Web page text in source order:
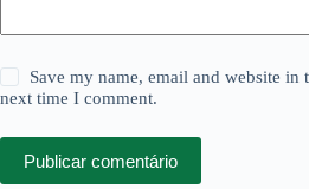
Save my name, email and website in
next time I comment.
Publicar comentário